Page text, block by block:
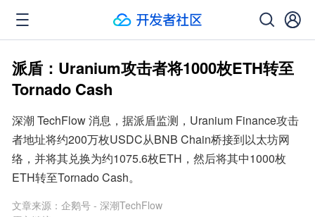
派盾：Uranium攻击者将1000枚ETH转至
Tornado Cash
深潮 TechFlow 消息，据派盾监测，Uranium Finance攻击
者地址将约200万枚USDC从BNB Chain桥接到以太坊网
络，并将其兑换为约1075.6枚ETH，然后将其中1000枚
ETH转至Tornado Cash。
文章来源： 企鹅号 - 深潮TechFlow